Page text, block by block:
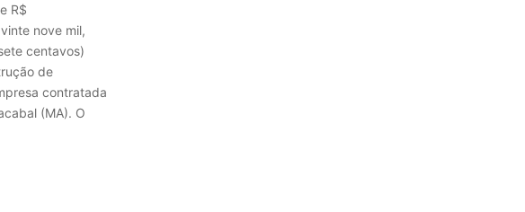
R$
nove mil,
centavos)
de
contratada
(MA). O